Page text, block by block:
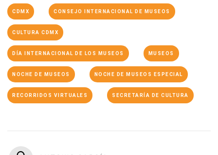
CDMX CONSEJO INTERNACIONAL DE MUSEOS
CULTURA CDMX
DÍA INTERNACIONAL DE LOS MUSEOS MUSEOS
NOCHE DE MUSEOS NOCHE DE MUSEOS ESPECIAL
RECORRIDOS VIRTUALES SECRETARÍA DE CULTURA